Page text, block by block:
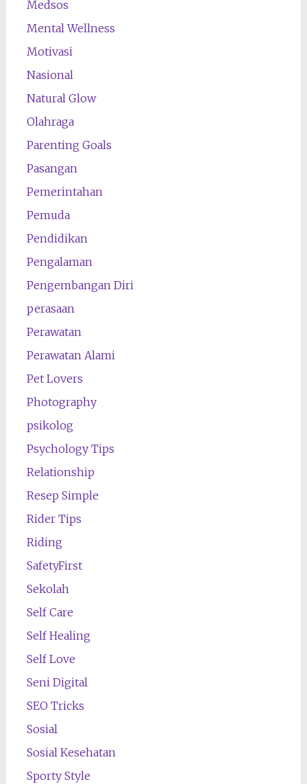
Medsos
Mental Wellness
Motivasi
Nasional
Natural Glow
Olahraga
Parenting Goals
Pasangan
Pemerintahan
Pemuda
Pendidikan
Pengalaman
Pengembangan Diri
perasaan
Perawatan
Perawatan Alami
Pet Lovers
Photography
psikolog
Psychology Tips
Relationship
Resep Simple
Rider Tips
Riding
SafetyFirst
Sekolah
Self Care
Self Healing
Self Love
Seni Digital
SEO Tricks
Sosial
Sosial Kesehatan
Sporty Style